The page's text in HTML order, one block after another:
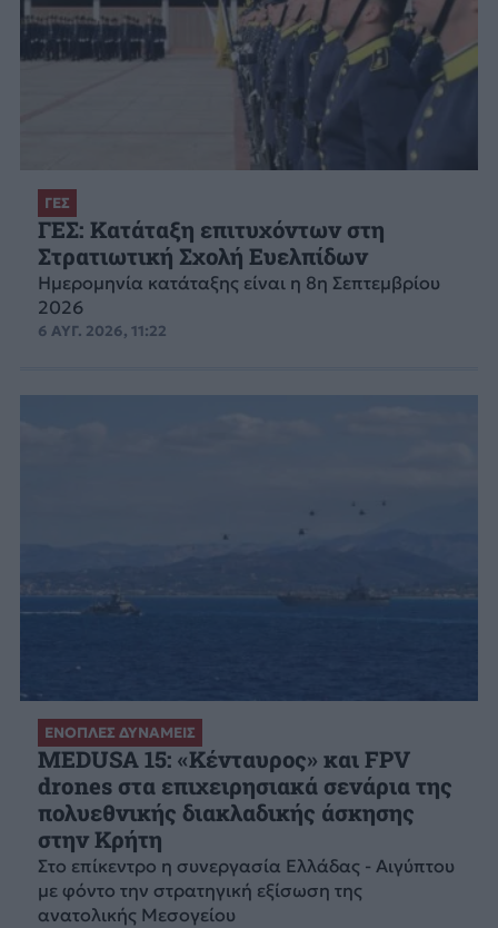
ΓΕΣ
ΓΕΣ: Κατάταξη επιτυχόντων στη
Στρατιωτική Σχολή Ευελπίδων
Ημερομηνία κατάταξης είναι η 8η Σεπτεμβρίου
2026
6 ΑΥΓ. 2026, 11:22
ΕΝΟΠΛΕΣ ΔΥΝΑΜΕΙΣ
MEDUSA 15: «Κένταυρος» και FPV
drones στα επιχειρησιακά σενάρια της
πολυεθνικής διακλαδικής άσκησης
στην Κρήτη
Στο επίκεντρο η συνεργασία Ελλάδας - Αιγύπτου
με φόντο την στρατηγική εξίσωση της
ανατολικής Μεσογείου